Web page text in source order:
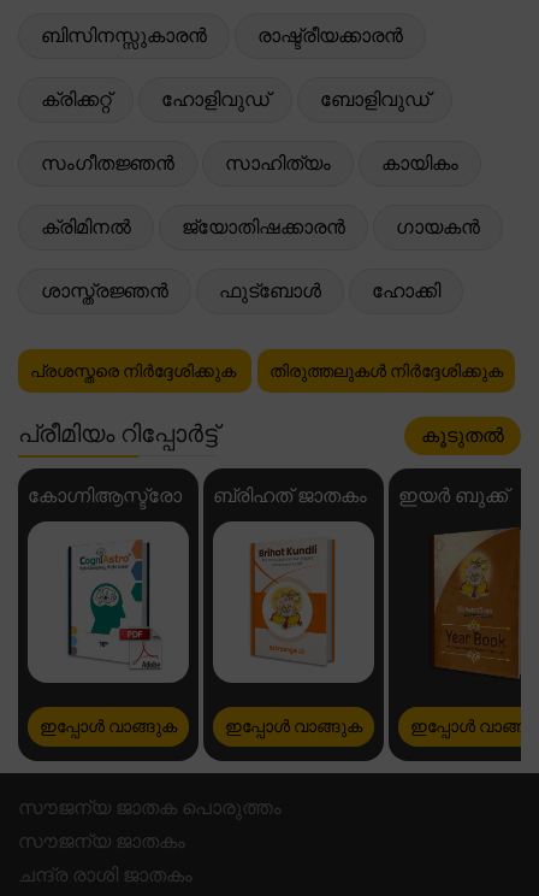
ബിസിനസ്സുകാരൻ രാഷ്ട്രീയക്കാരൻ
ക്രിക്കറ്റ് ഹോളിവുഡ് ബോളിവുഡ്
സംഗീതജ്ഞൻ സാഹിത്യം കായികം
ക്രിമിനൽ ജ്യോതിഷക്കാരൻ ഗായകൻ
ശാസ്ത്രജ്ഞൻ ഫുട്ബോൾ ഹോക്കി
പ്രശസ്തരെ നിർദ്ദേശിക്കുക തിരുത്തലുകൾ നിർദ്ദേശിക്കുക
പ്രീമിയം റിപ്പോർട്ട് കൂടുതൽ
കോഗ്നിആസ്ട്രോ
ഇപ്പോൾ വാങ്ങുക
ബ്രിഹത് ജാതകം
ഇപ്പോൾ വാങ്ങുക
ഇയർ ബുക്ക്
ഇപ്പോൾ
സൗജന്യ ജാതക പൊരുത്തം
സൗജന്യ ജാതകം
ചന്ദ്ര രാശി ജാതകം